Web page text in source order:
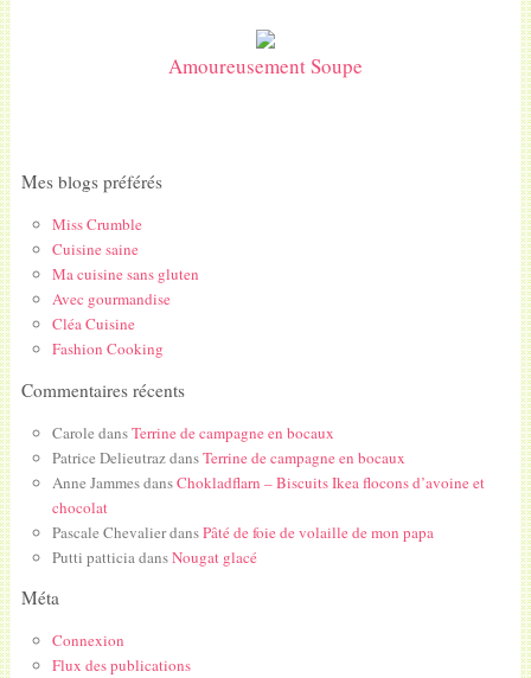
Amoureusement Soupe
Mes blogs préférés
Miss Crumble
Cuisine saine
Ma cuisine sans gluten
Avec gourmandise
Cléa Cuisine
Fashion Cooking
Commentaires récents
Carole dansTerrine de campagne en bocaux
Patrice DelieutrazdansTerrine de campagne en bocaux
Anne JammesdansChokladflarn – Biscuits Ikea flocons d’avoine et
chocolat
Pascale ChevalierdansPâté de foie de volaille de mon papa
Putti patticiadansNougat glacé
Méta
Connexion
Flux des publications